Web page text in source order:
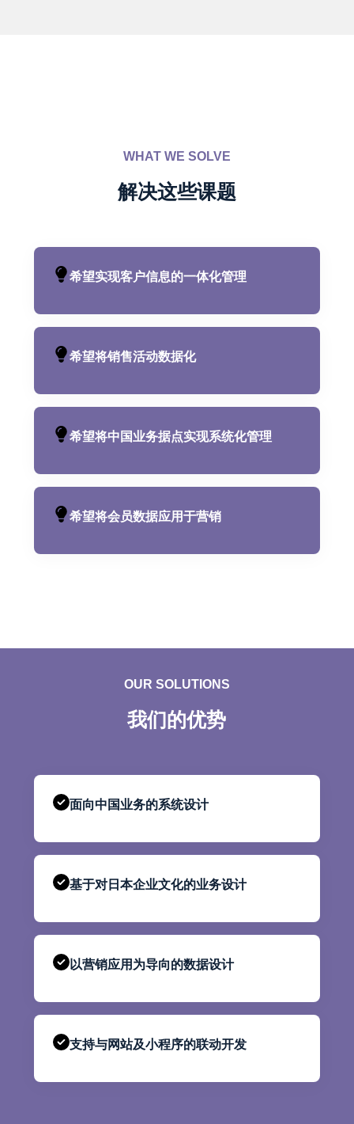
WHAT WE SOLVE
解决这些课题
希望实现客户信息的一体化管理
希望将销售活动数据化
希望将中国业务据点实现系统化管理
希望将会员数据应用于营销
OUR SOLUTIONS
我们的优势
面向中国业务的系统设计
基于对日本企业文化的业务设计
以营销应用为导向的数据设计
支持与网站及小程序的联动开发